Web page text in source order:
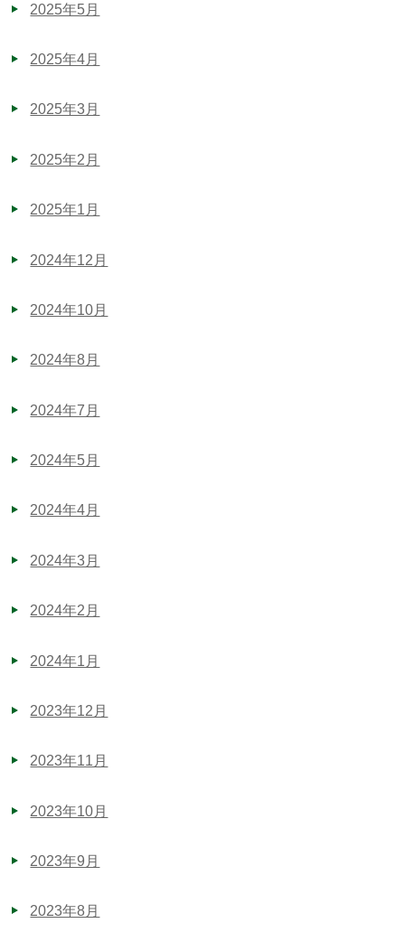
2025年5月
2025年4月
2025年3月
2025年2月
2025年1月
2024年12月
2024年10月
2024年8月
2024年7月
2024年5月
2024年4月
2024年3月
2024年2月
2024年1月
2023年12月
2023年11月
2023年10月
2023年9月
2023年8月